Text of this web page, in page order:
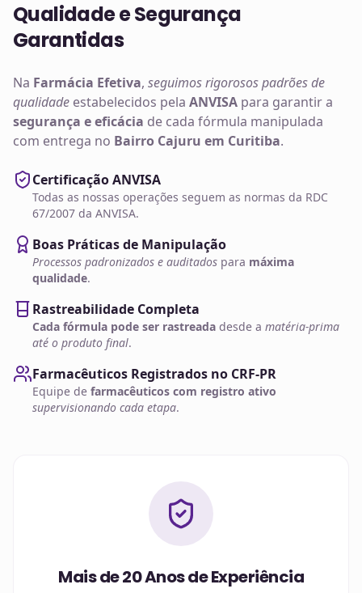
Qualidade e Segurança
Garantidas
Na Farmácia Efetiva, seguimos rigorosos padrões de
qualidade estabelecidos pela ANVISA para garantir a
segurança e eficácia de cada fórmula manipulada
com entrega no Bairro Cajuru em Curitiba.
Certificação ANVISA
Todas as nossas operações seguem as normas da RDC
67/2007 da ANVISA.
Boas Práticas de Manipulação
Processos padronizados e auditados para máxima
qualidade.
Rastreabilidade Completa
Cada fórmula pode ser rastreada desde a matéria-prima
até o produto final.
Farmacêuticos Registrados no CRF-PR
Equipe de farmacêuticos com registro ativo
supervisionando cada etapa.
Mais de 20 Anos de Experiência